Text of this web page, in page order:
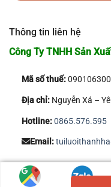
Thông tin liên hệ
Công Ty TNHH Sản
Mã số thuế:
Địa chỉ:Nguyễn Xá –
Hotline:0865.576.595
Email:
Copyright 2026 © Công